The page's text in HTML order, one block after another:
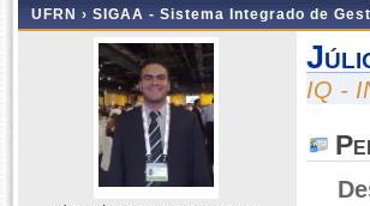
UFRN › SIGAA - Sistema Integrado de
IQ -